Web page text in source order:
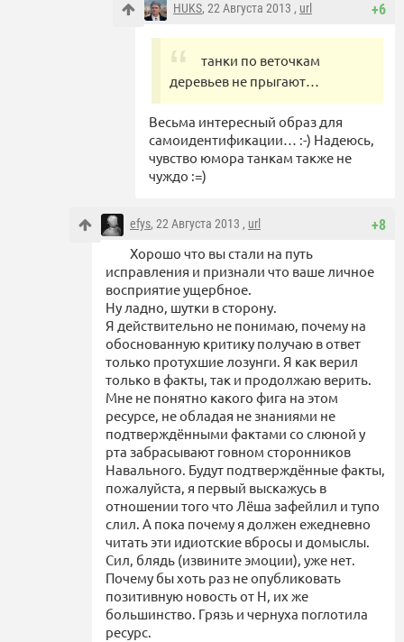
+6
HUKS, 22 Августа 2013 , url
танки по веточкам
деревьев не прыгают…
Весьма интересный образ для
самоидентификации… :-) Надеюсь,
чувство юмора танкам также не
чуждо :=)
+8
efys, 22 Августа 2013 , url
Хорошо что вы стали на путь
исправления и признали что ваше личное
восприятие ущербное.
Ну ладно, шутки в сторону.
Я действительно не понимаю, почему на
обоснованную критику получаю в ответ
только протухшие лозунги. Я как верил
только в факты, так и продолжаю верить.
Мне не понятно какого фига на этом
ресурсе, не обладая не знаниями не
подтверждёнными фактами со слюной у
рта забрасывают говном сторонников
Навального. Будут подтверждённые факты,
пожалуйста, я первый выскажусь в
отношении того что Лёша зафейлил и тупо
слил. А пока почему я должен ежедневно
читать эти идиотские вбросы и домыслы.
Сил, блядь (извините эмоции), уже нет.
Почему бы хоть раз не опубликовать
позитивную новость от Н, их же
большинство. Грязь и чернуха поглотила
ресурс.